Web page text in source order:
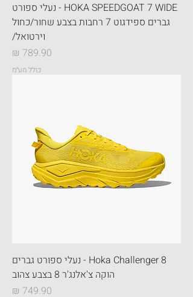
HOKA SPEEDGOAT 7 WIDE - נעלי ספורט
גברים ספידגוט 7 רחבות בצבע שחור/כחול
וירטואל/
מחיר
כולל מע״מ
Hoka Challenger 8 - נעלי ספורט גברים
הוקה צ'אלנג'ר 8 בצבע צהוב
מחיר